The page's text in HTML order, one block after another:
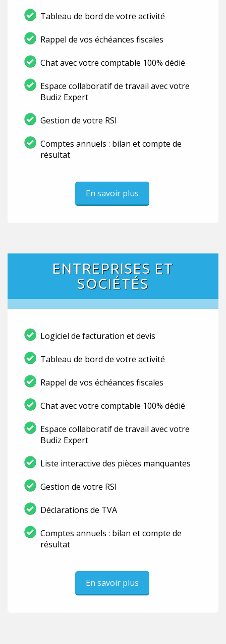
Tableau de bord de votre activité
Rappel de vos échéances fiscales
Chat avec votre comptable 100% dédié
Espace collaboratif de travail avec votre
Budiz Expert
Gestion de votre RSI
Comptes annuels : bilan et compte de
résultat
En savoir plus
ENTREPRISES ET
SOCIÉTÉS
Logiciel de facturation et devis
Tableau de bord de votre activité
Rappel de vos échéances fiscales
Chat avec votre comptable 100% dédié
Espace collaboratif de travail avec votre
Budiz Expert
Liste interactive des pièces manquantes
Gestion de votre RSI
Déclarations de TVA
Comptes annuels : bilan et compte de
résultat
En savoir plus